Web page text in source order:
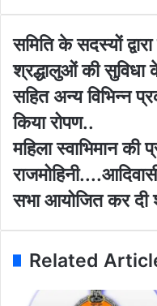
o
u
r
E
m
a
i
a
d
स
ति
के
स
द
स्यों
द्वा
रा
बा
बा
ज
समिति के सदस्यों
श्रद्धालुओं की
सहित अन्य विभिन्न
किया रोपण..
म
ला
स्वा
भि
मा
महिला स्वाभिमान की
सभा आयोजित कर दी
Related